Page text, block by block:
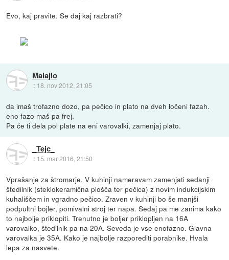
Evo, kaj pravite. Se daj kaj razbrati?
Malajlo
:: 18. nov 2012, 21:05
da imaš trofazno dozo, pa pečico in plato na dveh ločeni fazah.
eno fazo maš pa frej.
Pa če ti dela pol plate na eni varovalki, zamenjaj plato.
_Tejc_
:: 15. mar 2016, 21:50
Vprašanje za štromarje. V kuhinji nameravam zamenjati sedanji
štedilnik (steklokeramična plošča ter pečica) z novim indukcijskim
kuhališčem in vgradno pečico. Zraven v kuhinji bo še manjši
podpultni bojler, pomivalni stroj ter napa. Sedaj pa me zanima kako
to najbolje priklopiti. Trenutno je boljer priklopljen na 16A
varovalko, štedilnik pa na 20A. Seveda je vse enofazno. Glavna
varovalka je 35A. Kako je najbolje razporediti porabnike. Hvala
lepa za nasvete.